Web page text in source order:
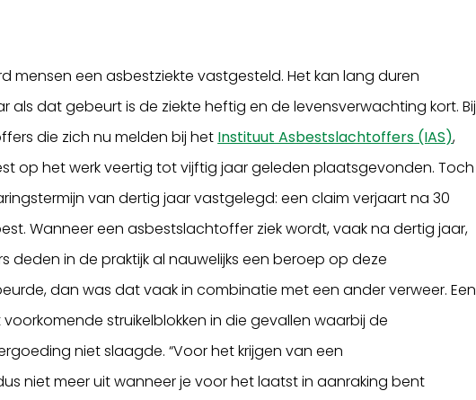
mensen een asbestziekte vastgesteld. Het kan lang duren
als dat gebeurt is de ziekte heftig en de levensverwachting kort. Bij
die zich nu melden bij het Instituut Asbestslachtoffers (IAS),
op het werk veertig tot vijftig jaar geleden plaatsgevonden. Toch
van dertig jaar vastgelegd: een claim verjaart na 30
Wanneer een asbestslachtoffer ziek wordt, vaak na dertig jaar,
deden in de praktijk al nauwelijks een beroep op deze
dan was dat vaak in combinatie met een ander verweer. Een
struikelblokken in die gevallen waarbij de
niet slaagde. “Voor het krijgen van een
niet meer uit wanneer je voor het laatst in aanraking bent